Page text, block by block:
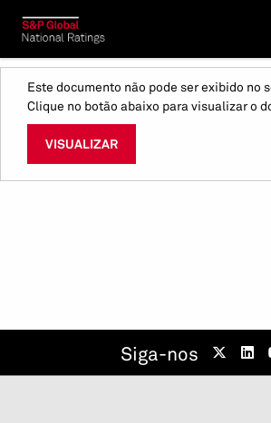
Este documento não pode ser exibido no
Clique no botão abaixo para visualizar o
VISUALIZAR
Siga-nos